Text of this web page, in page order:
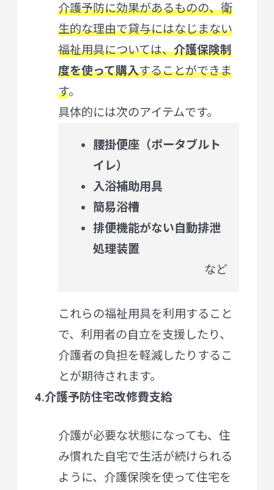
介護予防に効果があるものの、衛
生的な理由で貸与にはなじまない
福祉用具については、介護保険制
度を使って購入することができま
す。
具体的には次のアイテムです。
腰掛便座（ポータブルト
イレ）
入浴補助用具
簡易浴槽
排便機能がない自動排泄
処理装置
など
これらの福祉用具を利用すること
で、利用者の自立を支援したり、
介護者の負担を軽減したりするこ
とが期待されます。
4.介護予防住宅改修費支給
介護が必要な状態になっても、住
み慣れた自宅で生活が続けられる
ように、介護保険を使って住宅を